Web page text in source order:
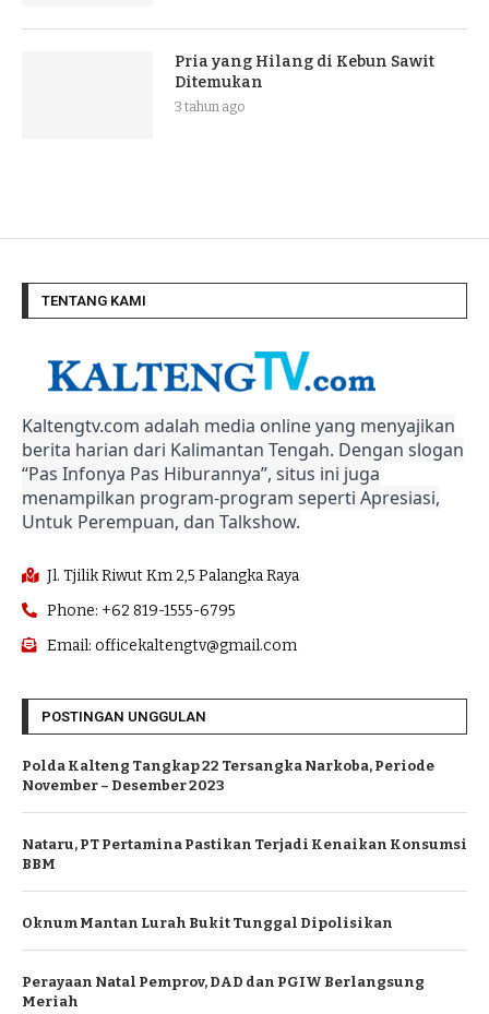
Pria yang Hilang di Kebun Sawit
Ditemukan
3 tahun ago
TENTANG KAMI
Kaltengtv.com adalah media online yang menyajikan
berita harian dari Kalimantan Tengah. Dengan slogan
“Pas Infonya Pas Hiburannya”, situs ini juga
menampilkan program-program seperti Apresiasi,
Untuk Perempuan, dan Talkshow.
Jl. Tjilik Riwut Km 2,5 Palangka Raya
Phone: +62 819-1555-6795
Email: officekaltengtv@gmail.com
POSTINGAN UNGGULAN
Polda Kalteng Tangkap 22 Tersangka Narkoba, Periode
November – Desember 2023
Nataru, PT Pertamina Pastikan Terjadi Kenaikan Konsumsi
BBM
Oknum Mantan Lurah Bukit Tunggal Dipolisikan
Perayaan Natal Pemprov, DAD dan PGIW Berlangsung
Meriah